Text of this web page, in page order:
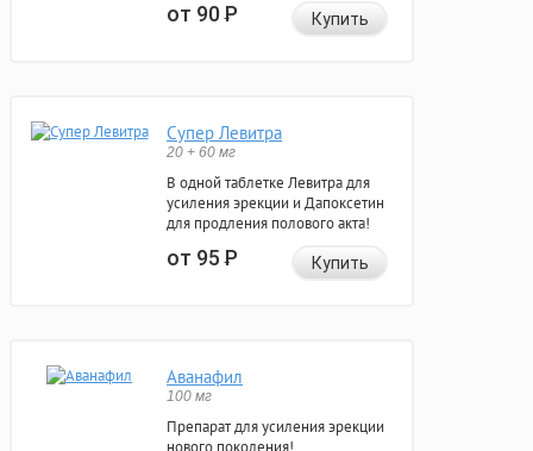
от 90Р Купить
Супер Левитра
20 + 60 мг
В одной таблетке Левитра для
усиления эрекции и Дапоксетин
для продления полового акта!
от 95Р Купить
Аванафил
100 мг
Препарат для усиления эрекции